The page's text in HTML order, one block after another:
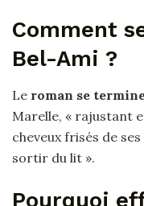
Comment
Bel-Ami ?
Le roman se
Marelle, « rajustant
cheveux frisés de
sortir du lit ».
Pourquoi